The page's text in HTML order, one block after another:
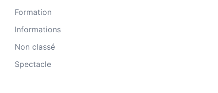
Formation
Informations
Non classé
Spectacle